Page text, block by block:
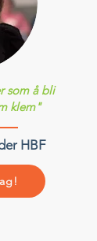
som å bli
klem"
HBF